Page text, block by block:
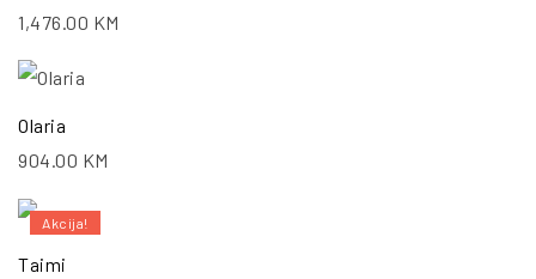
1,476.00 KM
Olaria
904.00 KM
Akcija!
Taimi